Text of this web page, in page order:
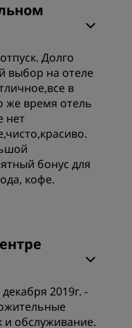
Долго
выбор на отеле
в
же время отель
нет
бонус для
кофе.
2019г. -
и обслуживание.